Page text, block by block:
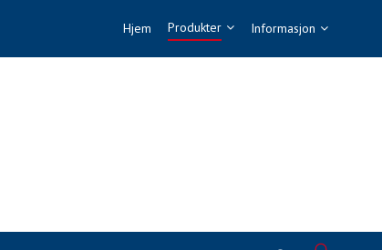
Hjem Produkter Informasjon